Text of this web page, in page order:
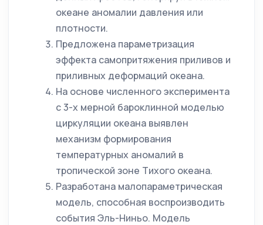
океане аномалии давления или
плотности.
Предложена параметризация
эффекта самопритяжения приливов и
приливных деформаций океана.
На основе численного эксперимента
с 3-х мерной бароклинной моделью
циркуляции океана выявлен
механизм формирования
температурных аномалий в
тропической зоне Тихого океана.
Разработана малопараметрическая
модель, способная воспроизводить
события Эль-Ниньо. Модель